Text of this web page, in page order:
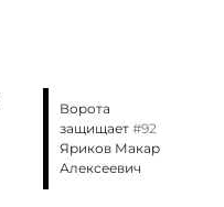
Ворота
защищает #92
Яриков Макар
Алексеевич